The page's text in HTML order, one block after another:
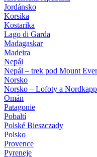
Jordánsko
Korsika
Kostarika
Lago di Garda
Madagaskar
Madeira
Nepál
Nepál – trek pod Mount
Norsko
Norsko – Lofoty a Nordkapp
Omán
Patagonie
Pobaltí
Polské Bieszczady
Polsko
Provence
Pyreneje